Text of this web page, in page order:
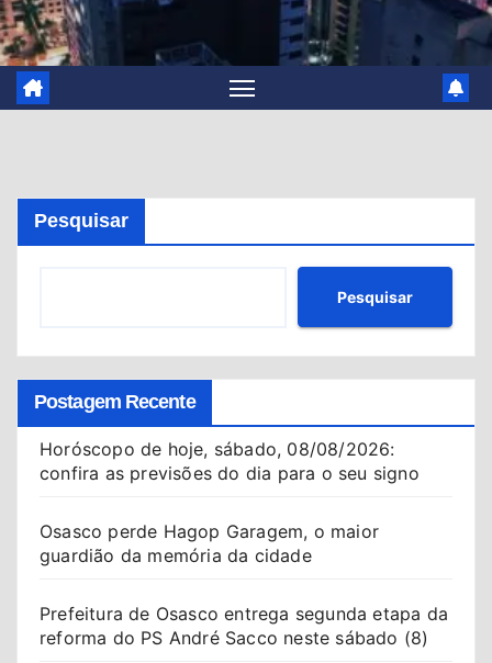
Pesquisar
Pesquisar
Postagem Recente
Horóscopo de hoje, sábado, 08/08/2026:
confira as previsões do dia para o seu signo
Osasco perde Hagop Garagem, o maior
guardião da memória da cidade
Prefeitura de Osasco entrega segunda etapa da
reforma do PS André Sacco neste sábado (8)